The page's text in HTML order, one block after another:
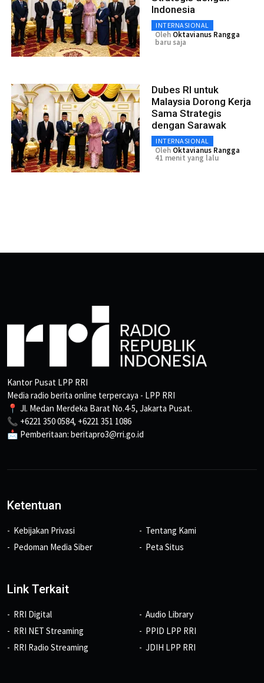
Indonesia
INTERNASIONAL
Oleh Oktavianus Rangga
baru saja
Dubes RI untuk
Malaysia Dorong Kerja
Sama Strategis
dengan Sarawak
INTERNASIONAL
Oleh Oktavianus Rangga
41 menit yang lalu
Kantor Pusat LPP RRI
Media radio berita online terpercaya - LPP RRI
📍 Jl. Medan Merdeka Barat No.4-5, Jakarta Pusat.
📞 +6221 350 0584, +6221 351 1086
📩 Pemberitaan: beritapro3@rri.go.id
Ketentuan
Kebijakan Privasi
Pedoman Media Siber
Tentang Kami
Peta Situs
Link Terkait
RRI Digital
RRI NET Streaming
RRI Radio Streaming
Audio Library
PPID LPP RRI
JDIH LPP RRI